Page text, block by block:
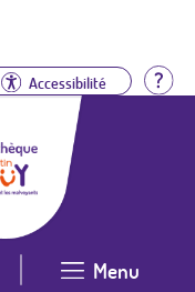
Accessibilité
Menu